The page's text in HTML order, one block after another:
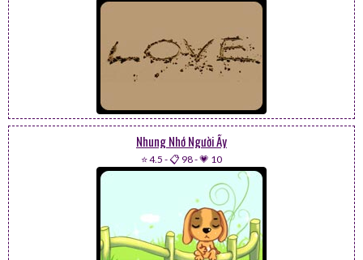
Nhung Nhớ Người Ấy
⭐ 4.5 -📋 98-💗 10